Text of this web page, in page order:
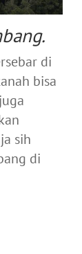
di
bisa
sih
di